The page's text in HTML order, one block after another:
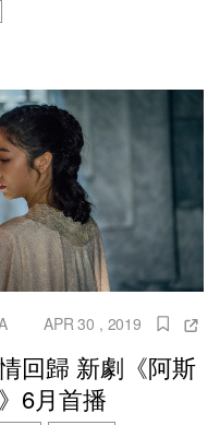
APR 30 , 2019
回歸 新劇《阿斯
6月首播